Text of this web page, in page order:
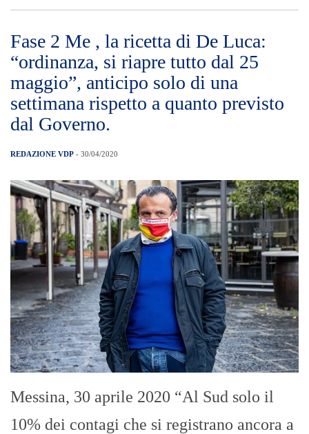
Fase 2 Me , la ricetta di De Luca:
“ordinanza, si riapre tutto dal 25
maggio”, anticipo solo di una
settimana rispetto a quanto previsto
dal Governo.
REDAZIONE VDP - 30/04/2020
Messina, 30 aprile 2020 “Al Sud solo il
10% dei contagi che si registrano ancora a